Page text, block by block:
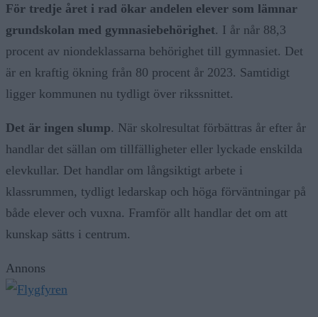
För tredje året i rad ökar andelen elever som lämnar
grundskolan med gymnasiebehörighet. I år når 88,3
procent av niondeklassarna behörighet till gymnasiet. Det
är en kraftig ökning från 80 procent år 2023. Samtidigt
ligger kommunen nu tydligt över rikssnittet.
Det är ingen slump. När skolresultat förbättras år efter år
handlar det sällan om tillfälligheter eller lyckade enskilda
elevkullar. Det handlar om långsiktigt arbete i
klassrummen, tydligt ledarskap och höga förväntningar på
både elever och vuxna. Framför allt handlar det om att
kunskap sätts i centrum.
Annons